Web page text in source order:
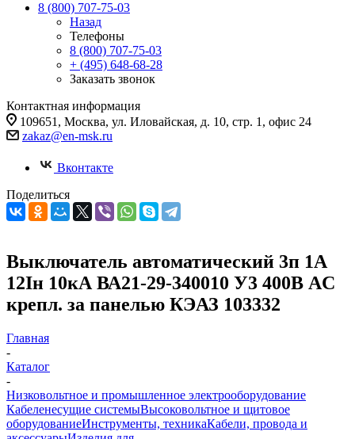
8 (800) 707-75-03
Назад
Телефоны
8 (800) 707-75-03
+ (495) 648-68-28
Заказать звонок
Контактная информация
109651, Москва, ул. Иловайская, д. 10, стр. 1, офис 24
zakaz@en-msk.ru
Вконтакте
Поделиться
Выключатель автоматический 3п 1А
12Iн 10кА ВА21-29-340010 У3 400В AC
крепл. за панелью КЭАЗ 103332
Главная
-
Каталог
-
Низковольтное и промышленное электрооборудование
Кабеленесущие системыВысоковольтное и щитовое
оборудованиеИнструменты, техникаКабели, провода и